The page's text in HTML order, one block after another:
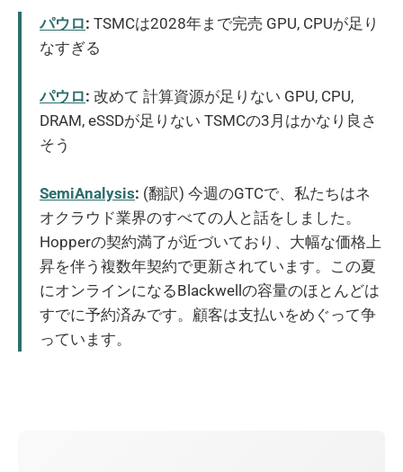
パウロ: TSMCは2028年まで完売 GPU, CPUが足り
なすぎる
パウロ: 改めて 計算資源が足りない GPU, CPU,
DRAM, eSSDが足りない TSMCの3月はかなり良さ
そう
SemiAnalysis: (翻訳) 今週のGTCで、私たちはネ
オクラウド業界のすべての人と話をしました。
Hopperの契約満了が近づいており、大幅な価格上
昇を伴う複数年契約で更新されています。この夏
にオンラインになるBlackwellの容量のほとんどは
すでに予約済みです。顧客は支払いをめぐって争
っています。